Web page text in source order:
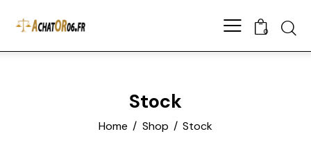
0
Stock
Home Shop Stock